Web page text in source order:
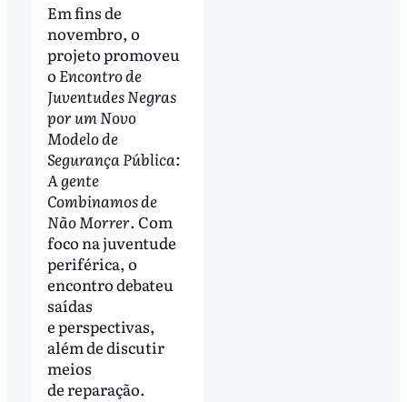
Em fins de
novembro, o
projeto promoveu
o Encontro de
Juventudes Negras
por um Novo
Modelo de
Segurança Pública:
A gente
Combinamos de
Não Morrer. Com
foco na juventude
periférica, o
encontro debateu
saídas
e perspectivas,
além de discutir
meios
de reparação.